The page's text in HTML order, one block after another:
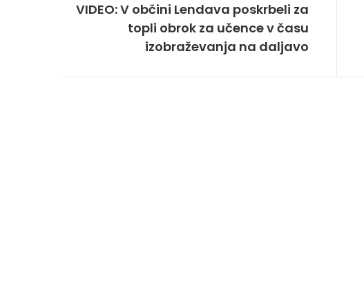
VIDEO: V občini Lendava poskrbeli za
topli obrok za učence v času
izobraževanja na daljavo